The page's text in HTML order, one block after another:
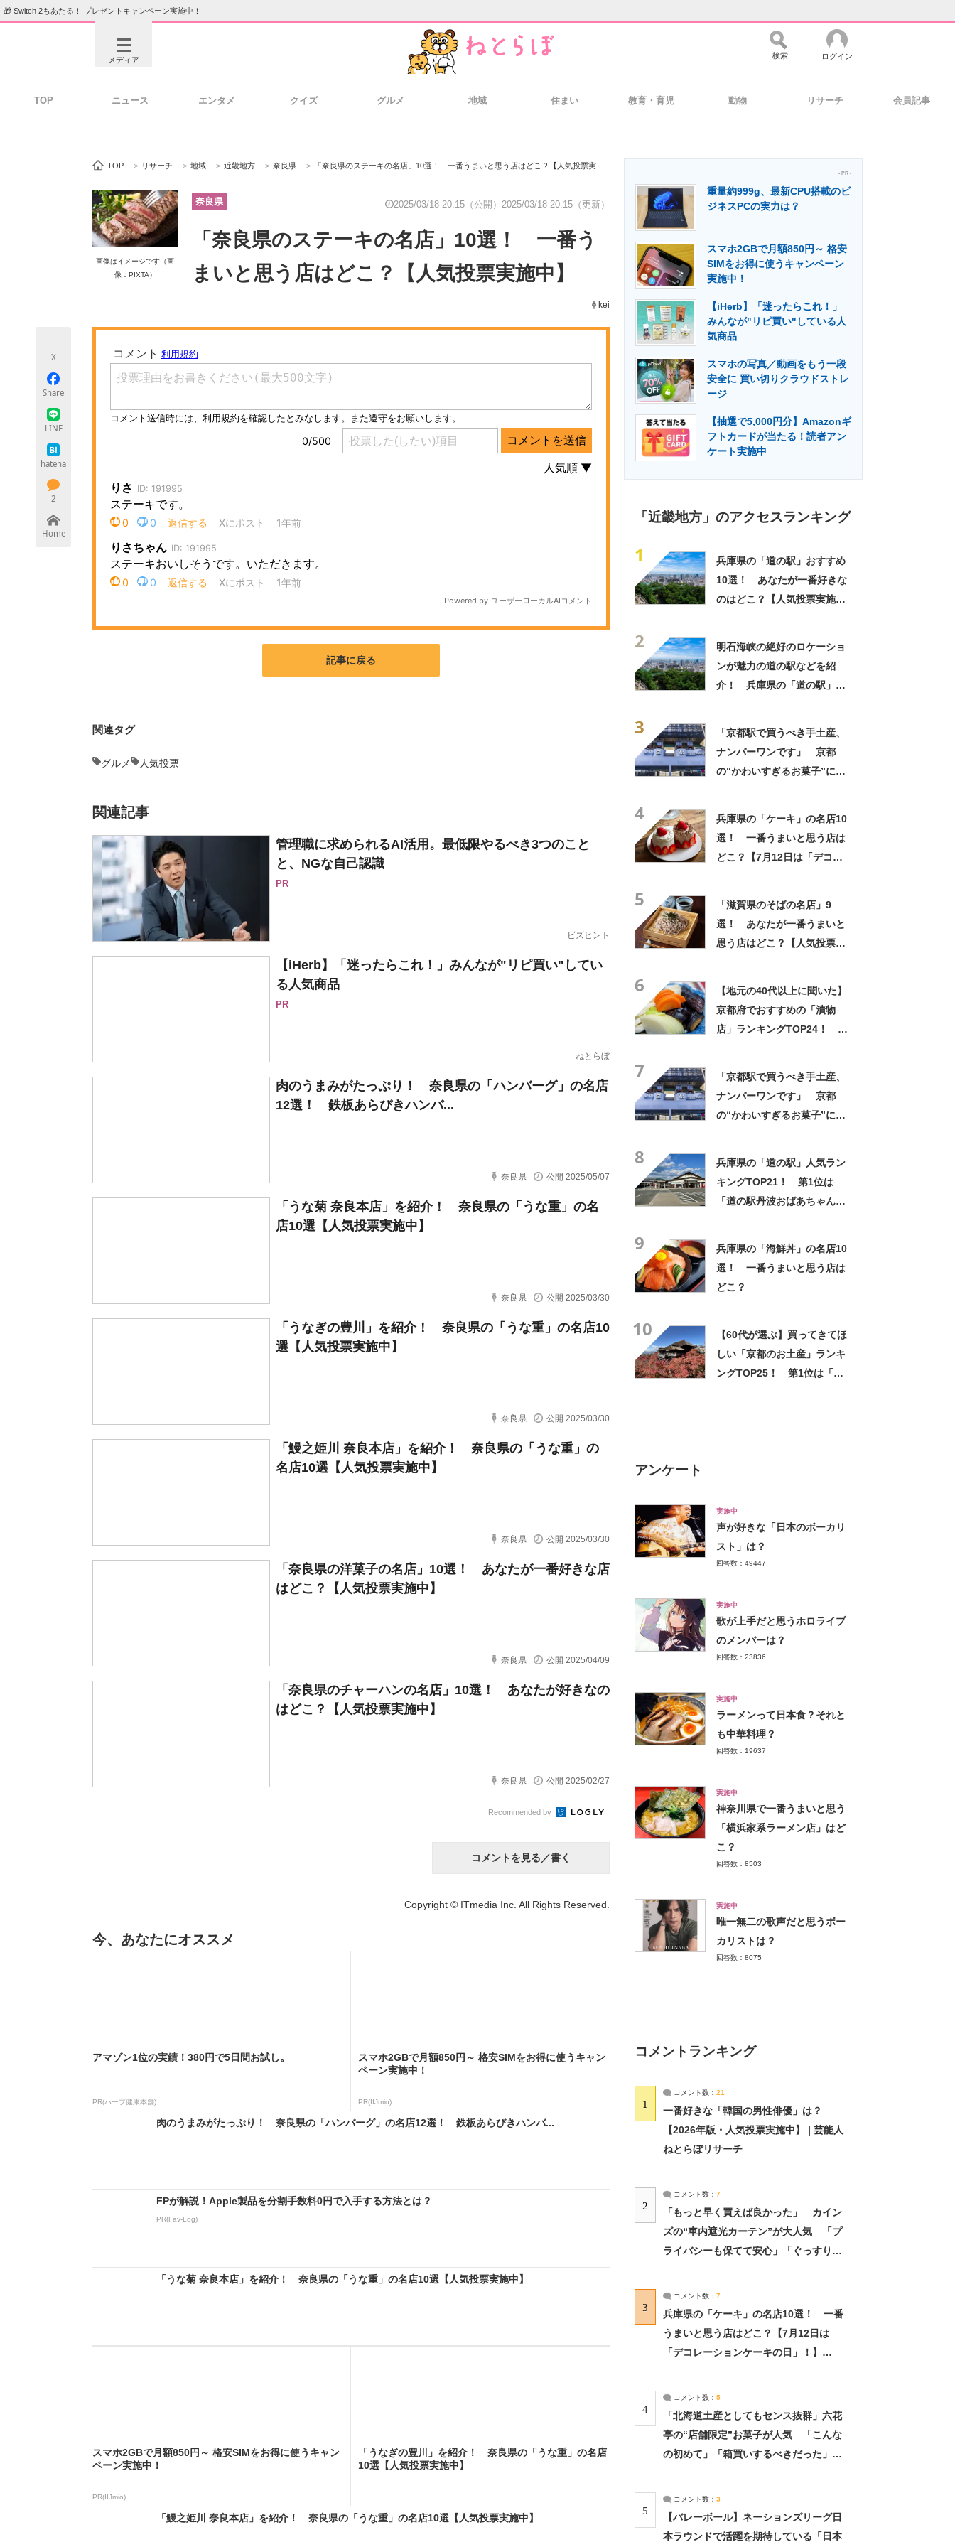
🎁 Switch 2もあたる！ プレゼントキャンペーン実施中！
メディア
ビジネスと働き方のヒント 経営リーダーのコミュニティ マーケ×ITの今がよく分かる
ITエンジニア向け専門サイト 企業向けIT製品の総合サイト IT製品の技術・比較・事例 製造業のIT導入・活用を支援
モノづくり技術者専門サイト エレクトロニクス専門サイト 電子設計の基本と応用 エネルギーの専門メディア 建設×テクノロジーの最前線
検索 ログイン
TOP ニュース エンタメ クイズ グルメ 地域 住まい 教育・育児 動物 リサーチ 会員記事
TOP > リサーチ > 地域 > 近畿地方 > 奈良県 > 「奈良県のステーキの名店」10選！ 一番うまいと思う店はどこ？【人気投票実施中】
画像はイメージです（画
像：PIXTA）
奈良県 2025/03/18 20:15（公開） 2025/03/18 20:15（更新）
「奈良県のステーキの名店」10選！ 一番う
まいと思う店はどこ？【人気投票実施中】
kei
X
Share
LINE
hatena
2
Home
記事に戻る
関連タグ
グルメ 人気投票
関連記事
管理職に求められるAI活用。最低限やるべき3つのこと
と、NGな自己認識
PR
ビズヒント
【iHerb】「迷ったらこれ！」みんなが"リピ買い"してい
る人気商品
PR
ねとらぼ
肉のうまみがたっぷり！ 奈良県の「ハンバーグ」の名店
12選！ 鉄板あらびきハンバ...
奈良県 公開 2025/05/07
「うな菊 奈良本店」を紹介！ 奈良県の「うな重」の名
店10選【人気投票実施中】
奈良県 公開 2025/03/30
「うなぎの豊川」を紹介！ 奈良県の「うな重」の名店10
選【人気投票実施中】
奈良県 公開 2025/03/30
「鰻之姫川 奈良本店」を紹介！ 奈良県の「うな重」の
名店10選【人気投票実施中】
奈良県 公開 2025/03/30
「奈良県の洋菓子の名店」10選！ あなたが一番好きな店
はどこ？【人気投票実施中】
奈良県 公開 2025/04/09
「奈良県のチャーハンの名店」10選！ あなたが好きなの
はどこ？【人気投票実施中】
奈良県 公開 2025/02/27
Recommended by
コメントを見る／書く
Copyright © ITmedia Inc. All Rights Reserved.
今、あなたにオススメ
アマゾン1位の実績！380円で5日間お試し。
PR(ハーブ健康本舗)
スマホ2GBで月額850円～ 格安SIMをお得に使うキャン
ペーン実施中！
PR(IIJmio)
肉のうまみがたっぷり！ 奈良県の「ハンバーグ」の名店12選！ 鉄板あらびきハンバ...
FPが解説！Apple製品を分割手数料0円で入手する方法とは？
PR(Fav-Log)
「うな菊 奈良本店」を紹介！ 奈良県の「うな重」の名店10選【人気投票実施中】
スマホ2GBで月額850円～ 格安SIMをお得に使うキャン
ペーン実施中！
PR(IIJmio)
「うなぎの豊川」を紹介！ 奈良県の「うな重」の名店
10選【人気投票実施中】
「鰻之姫川 奈良本店」を紹介！ 奈良県の「うな重」の名店10選【人気投票実施中】
- PR -
重量約999g、最新CPU搭載のビ
ジネスPCの実力は？
スマホ2GBで月額850円～ 格安
SIMをお得に使うキャンペーン
実施中！
【iHerb】「迷ったらこれ！」
みんなが"リピ買い"している人
気商品
スマホの写真／動画をもう一段
安全に 買い切りクラウドストレ
ージ
【抽選で5,000円分】Amazonギ
フトカードが当たる！読者アン
ケート実施中
「近畿地方」のアクセスランキング
1
兵庫県の「道の駅」おすすめ
10選！ あなたが一番好きな
のはどこ？【人気投票実施
2
明石海峡の絶好のロケーショ
ンが魅力の道の駅などを紹
介！ 兵庫県の「道の駅」お
3
「京都駅で買うべき手土産、
ナンバーワンです」 京都
の“かわいすぎるお菓子”に反
4
兵庫県の「ケーキ」の名店10
選！ 一番うまいと思う店は
どこ？【7月12日は「デコレ
5
「滋賀県のそばの名店」9
選！ あなたが一番うまいと
思う店はどこ？【人気投票実
6
【地元の40代以上に聞いた】
京都府でおすすめの「漬物
店」ランキングTOP24！ 第
7
「京都駅で買うべき手土産、
ナンバーワンです」 京都
の“かわいすぎるお菓子”に反
8
兵庫県の「道の駅」人気ラン
キングTOP21！ 第1位は
「道の駅丹波おばあちゃんの
9
兵庫県の「海鮮丼」の名店10
選！ 一番うまいと思う店は
どこ？
10
【60代が選ぶ】買ってきてほ
しい「京都のお土産」ランキ
ングTOP25！ 第1位は「生
アンケート
実施中
声が好きな「日本のボーカリ
スト」は？
回答数：49447
実施中
歌が上手だと思うホロライブ
のメンバーは？
回答数：23836
実施中
ラーメンって日本食？それと
も中華料理？
回答数：19637
実施中
神奈川県で一番うまいと思う
「横浜家系ラーメン店」はど
こ？
回答数：8503
実施中
唯一無二の歌声だと思うボー
カリストは？
回答数：8075
コメントランキング
1
コメント数： 21
一番好きな「韓国の男性俳優」は？
【2026年版・人気投票実施中】 | 芸能人
ねとらぼリサーチ
2
コメント数： 7
「もっと早く買えば良かった」 カイン
ズの“車内遮光カーテン”が大人気 「プ
ライバシーも保てて安心」「ぐっすり眠
3
コメント数： 7
兵庫県の「ケーキ」の名店10選！ 一番
うまいと思う店はどこ？【7月12日は
「デコレーションケーキの日」！】
4
コメント数： 5
「北海道土産としてもセンス抜群」六花
亭の“店舗限定”お菓子が人気 「こんな
の初めて」「箱買いするべきだった」
5
コメント数： 3
【バレーボール】ネーションズリーグ日
本ラウンドで活躍を期待している「日本